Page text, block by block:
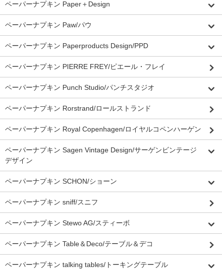
ペーパーナプキン Paper＋Design
ペーパーナプキン Paw/パウ
ペーパーナプキン Paperproducts Design/PPD
ペーパーナプキン PIERRE FREY/ピエール・フレイ
ペーパーナプキン Punch Studio/パンチスタジオ
ペーパーナプキン Rorstrand/ロールストランド
ペーパーナプキン Royal Copenhagen/ロイヤルコペンハーゲン
ペーパーナプキン Sagen Vintage Design/サーゲンビンテージ
デザイン
ペーパーナプキン SCHON/ショーン
ペーパーナプキン sniff/スニフ
ペーパーナプキン Stewo AG/スティーボ
ペーパーナプキン Table＆Deco/テーブル＆デコ
ペーパーナプキン talking tables/トーキングテーブル